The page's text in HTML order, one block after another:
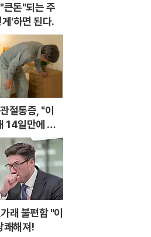
큰돈"되는 주
'하면 된다.
절통증, "이
14일만에 완
래 불편함 "이
쾌해져!